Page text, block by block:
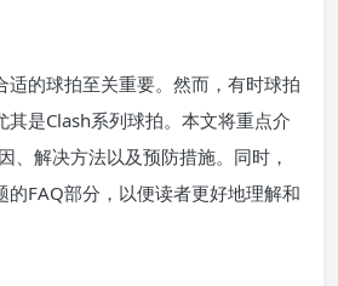
适的球拍至关重要。然而，有时球拍
其是Clash系列球拍。本文将重点介
、解决方法以及预防措施。同时，
的FAQ部分，以便读者更好地理解和